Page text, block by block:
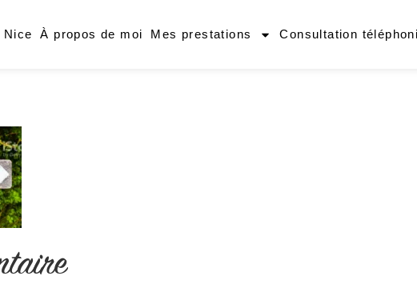
Nice À propos de moi Mes prestations Consultation